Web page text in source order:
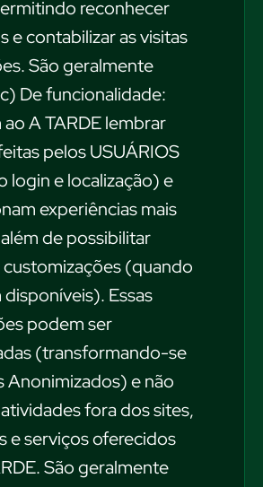
reconhecer
e contabilizar as visitas
São geralmente
De funcionalidade:
A TARDE lembrar
pelos USUÁRIOS
login e localização) e
experiências mais
de possibilitar
(quando
Essas
podem ser
(transformando-se
Anonimizados) e não
fora dos sites,
e serviços oferecidos
São geralmente